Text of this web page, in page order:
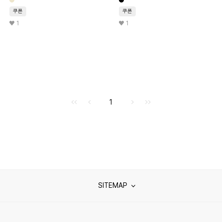
쿠폰
1
쿠폰
1
이전으로
1다음으로
SITEMAP